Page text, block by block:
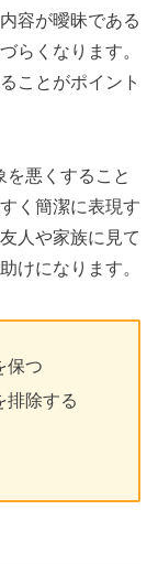
容が曖昧である
らくなります。
ことがポイント
悪くすること
く簡潔に表現す
人や家族に見て
けになります。
保つ
排除する